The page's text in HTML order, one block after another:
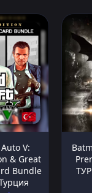
V:
& Great
Bundle